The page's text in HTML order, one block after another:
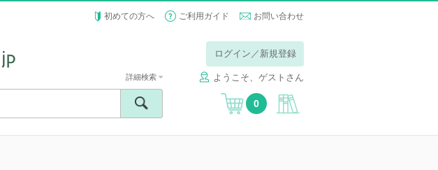
初めての方へ ご利用ガイド お問い合わせ
ログイン／新規登録
ようこそ、ゲストさん
詳細検索
0